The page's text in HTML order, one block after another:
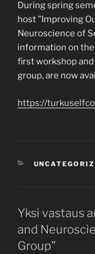
During spring
host ”Improving
Neuroscience of
information on the
first workshop
group, are now
https://
KATEGORIAT
Yksi vastaus
and
Group”